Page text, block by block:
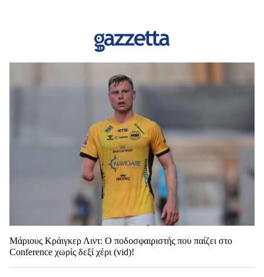
Μάριους Κράιγκερ Λιντ: Ο ποδοσφαιριστής που παίζει στο
Conference χωρίς δεξί χέρι (vid)!